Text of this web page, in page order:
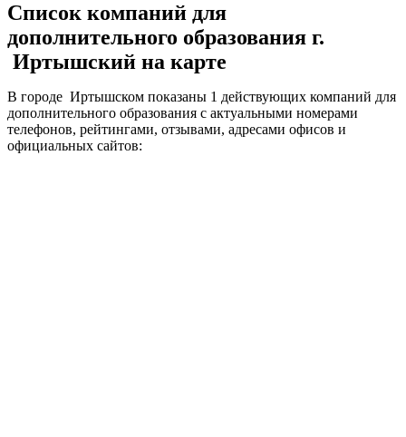
Список компаний для
дополнительного образования г.
Иртышский на карте
В городе Иртышском показаны 1 действующих компаний для
дополнительного образования с актуальными номерами
телефонов, рейтингами, отзывами, адресами офисов и
официальных сайтов: